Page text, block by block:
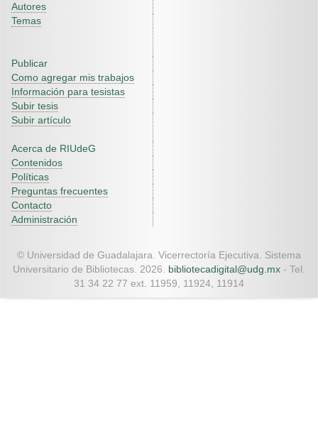
Autores
Temas
Publicar
Como agregar mis trabajos
Información para tesistas
Subir tesis
Subir artículo
Acerca de RIUdeG
Contenidos
Políticas
Preguntas frecuentes
Contacto
Administración
© Universidad de Guadalajara. Vicerrectoría Ejecutiva. Sistema
Universitario de Bibliotecas. 2026. bibliotecadigital@udg.mx - Tel.
31 34 22 77 ext. 11959, 11924, 11914